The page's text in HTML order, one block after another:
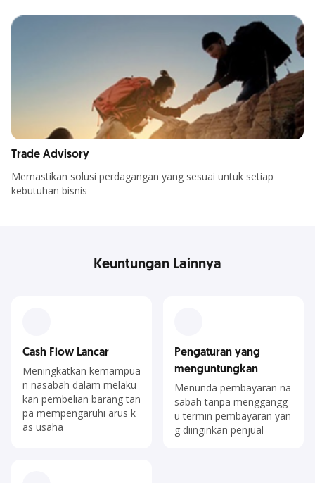
Trade Advisory
Memastikan solusi perdagangan yang sesuai untuk setiap
kebutuhan bisnis
Keuntungan Lainnya
Cash Flow Lancar
Meningkatkan kemampua
n nasabah dalam melaku
kan pembelian barang tan
pa mempengaruhi arus k
as usaha
Pengaturan yang
menguntungkan
Menunda pembayaran na
sabah tanpa menggangg
u termin pembayaran yan
g diinginkan penjual